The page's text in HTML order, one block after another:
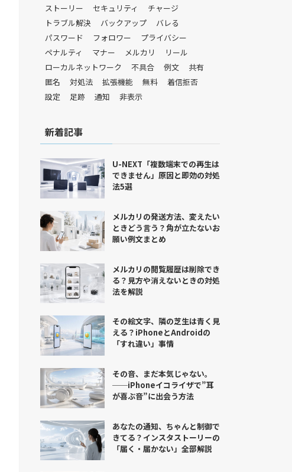
ストーリー
セキュリティ
チャージ
トラブル解決
バックアップ
バレる
パスワード
フォロワー
プライバシー
ペナルティ
マナー メルカリ
リール
ローカルネットワーク
不具合 例文
共有
匿名
対処法 拡張機能 無料
着信拒否
設定
足跡 通知 非表示
新着記事
U-NEXT「複数端末での再生は
できません」原因と即効の対処
法5選
メルカリの発送方法、変えたい
ときどう言う？角が立たないお
願い例文まとめ
メルカリの閲覧履歴は削除でき
る？見方や消えないときの対処
法を解説
その絵文字、隣の芝生は青く見
える？iPhoneとAndroidの
「すれ違い」事情
その音、まだ本気じゃない。
──iPhoneイコライザで”耳
が喜ぶ音”に出会う方法
あなたの通知、ちゃんと制御で
きてる？インスタストーリーの
「届く・届かない」全部解説